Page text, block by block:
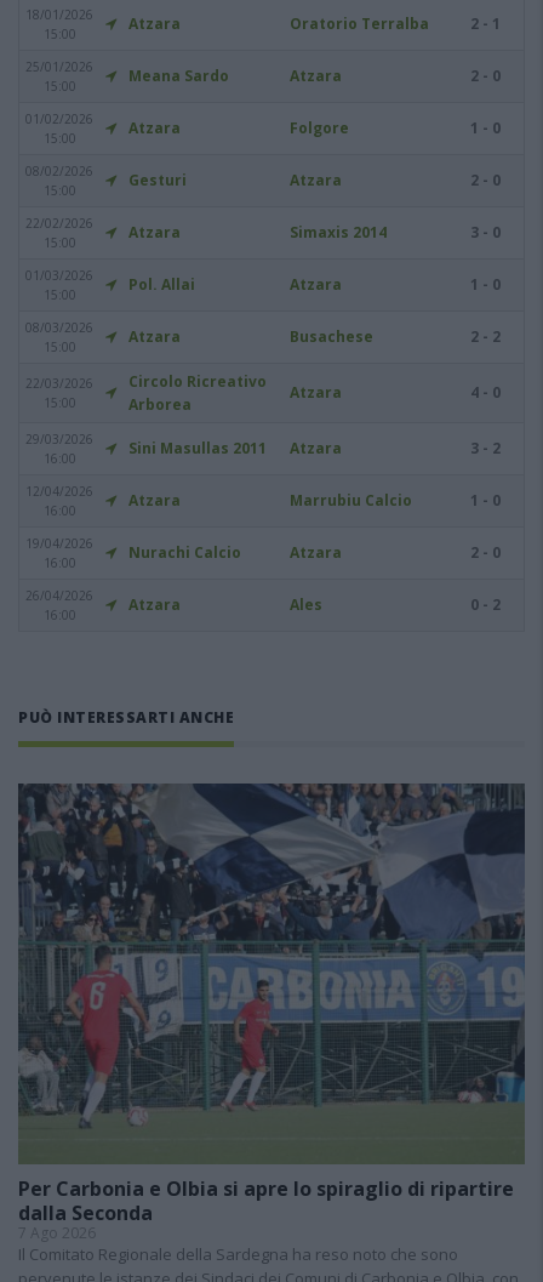
18/01/2026
15:00
Atzara Oratorio Terralba 2 - 1
25/01/2026
15:00
Meana Sardo Atzara 2 - 0
01/02/2026
15:00
Atzara Folgore 1 - 0
08/02/2026
15:00
Gesturi Atzara 2 - 0
22/02/2026
15:00
Atzara Simaxis 2014 3 - 0
01/03/2026
15:00
Pol. Allai Atzara 1 - 0
08/03/2026
15:00
Atzara Busachese 2 - 2
22/03/2026
15:00
Circolo Ricreativo
Arborea
Atzara 4 - 0
29/03/2026
16:00
Sini Masullas 2011 Atzara 3 - 2
12/04/2026
16:00
Atzara Marrubiu Calcio 1 - 0
19/04/2026
16:00
Nurachi Calcio Atzara 2 - 0
26/04/2026
16:00
Atzara Ales 0 - 2
PUÒ INTERESSARTI ANCHE
Per Carbonia e Olbia si apre lo spiraglio di ripartire
dalla Seconda
7 Ago 2026
Il Comitato Regionale della Sardegna ha reso noto che sono